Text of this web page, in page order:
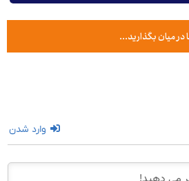
میان بگذارید...
وارد شدن